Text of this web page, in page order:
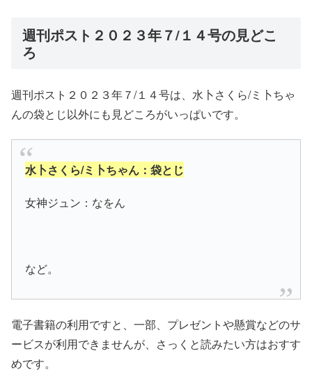
週刊ポスト２０２３年７/１４号の見どこ
ろ
週刊ポスト２０２３年７/１４号は、水卜さくら/ミ卜ちゃ
んの袋とじ以外にも見どころがいっぱいです。
水卜さくら/ミ卜ちゃん：袋とじ
女神ジュン：なをん
など。
電子書籍の利用ですと、一部、プレゼントや懸賞などのサ
ービスが利用できませんが、さっくと読みたい方はおすす
めです。